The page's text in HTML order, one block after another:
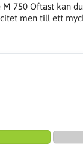
M 750 Oftast
men till ett